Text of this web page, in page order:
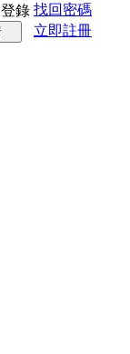
錄 找回密碼
立即註冊